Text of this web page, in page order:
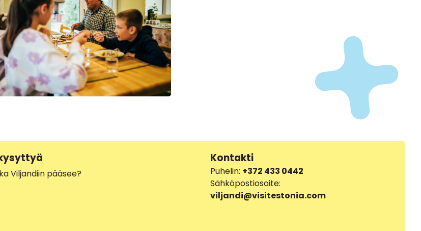
Viljandiin pääsee?
Kontakti
Puhelin: +372 433 0442
Sähköpostiosoite:
viljandi@visitestonia.com